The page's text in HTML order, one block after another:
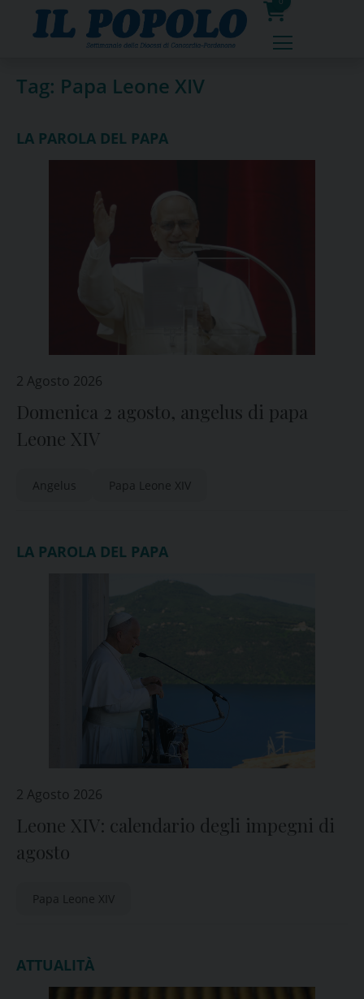
0
prodotti
Tag: Papa Leone XIV
LA PAROLA DEL PAPA
2 Agosto 2026
Domenica 2 agosto, angelus di papa
Leone XIV
Angelus Papa Leone XIV
LA PAROLA DEL PAPA
2 Agosto 2026
Leone XIV: calendario degli impegni di
agosto
Papa Leone XIV
ATTUALITÀ